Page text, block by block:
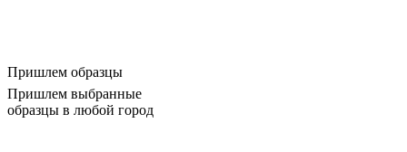
Пришлем образцы
Пришлем выбранные
образцы в любой город